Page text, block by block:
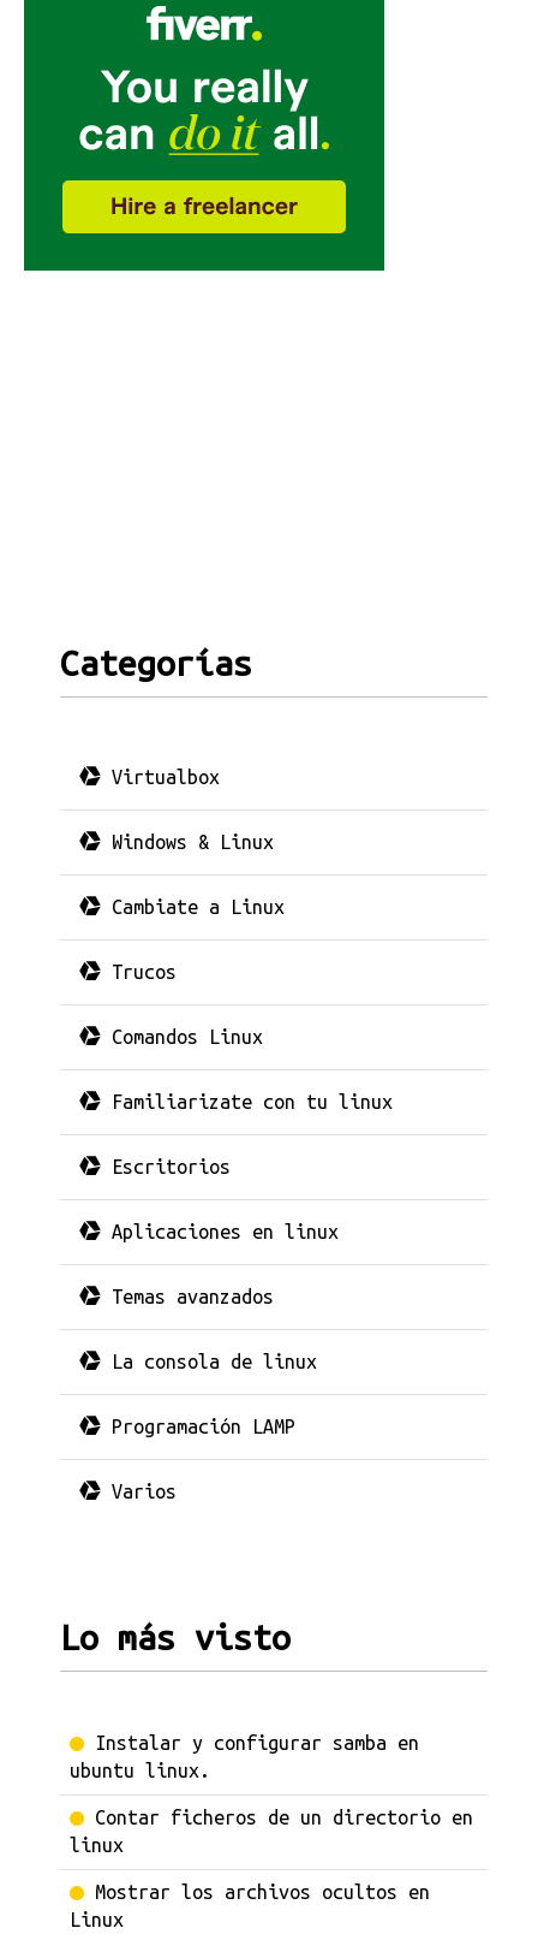
Categorías
Virtualbox
Windows & Linux
Cambiate a Linux
Trucos
Comandos Linux
Familiarizate con tu linux
Escritorios
Aplicaciones en linux
Temas avanzados
La consola de linux
Programación LAMP
Varios
Lo más visto
Instalar y configurar samba en
ubuntu linux.
Contar ficheros de un directorio en
linux
Mostrar los archivos ocultos en
Linux